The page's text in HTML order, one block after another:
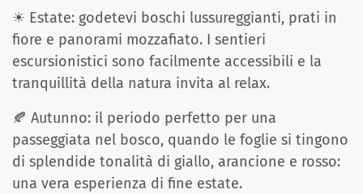
☀ Estate: godetevi boschi lussureggianti, prati in
fiore e panorami mozzafiato. I sentieri
escursionistici sono facilmente accessibili e la
tranquillità della natura invita al relax.
🍂 Autunno: il periodo perfetto per una
passeggiata nel bosco, quando le foglie si tingono
di splendide tonalità di giallo, arancione e rosso:
una vera esperienza di fine estate.